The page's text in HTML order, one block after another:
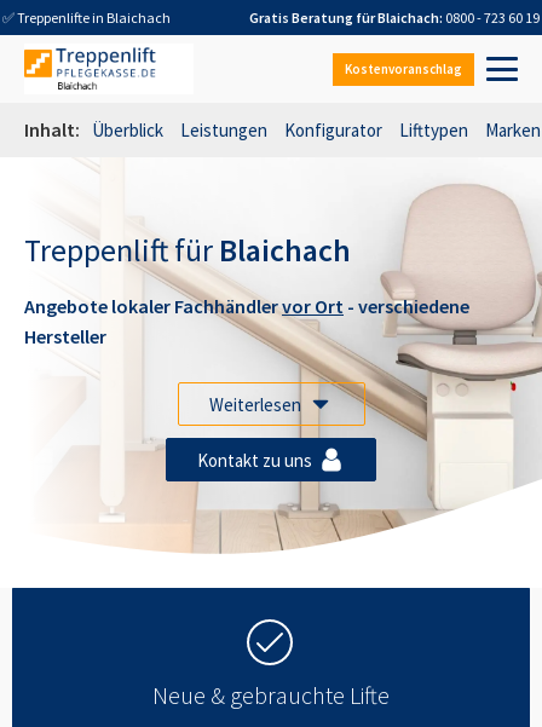
✅ Treppenlifte in Blaichach Gratis Beratung fürBlaichach: 0800 - 723 60 19
Kostenvoranschlag
Inhalt: Überblick Leistungen Konfigurator Lifttypen Marken
Treppenlift für Blaichach
Angebote lokaler Fachhändlervor Ort - verschiedene
Hersteller
Weiterlesen
Kontakt zu uns
Neue & gebrauchte Lifte